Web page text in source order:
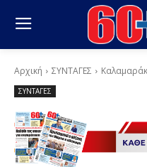
Αρχική ΣΥΝΤΑΓΕΣ
ΣΥΝΤΑΓΕΣ